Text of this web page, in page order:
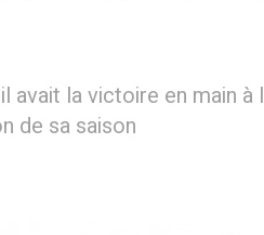
avait la victoire en main à
de sa saison